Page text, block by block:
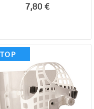
7,80 €
TOP